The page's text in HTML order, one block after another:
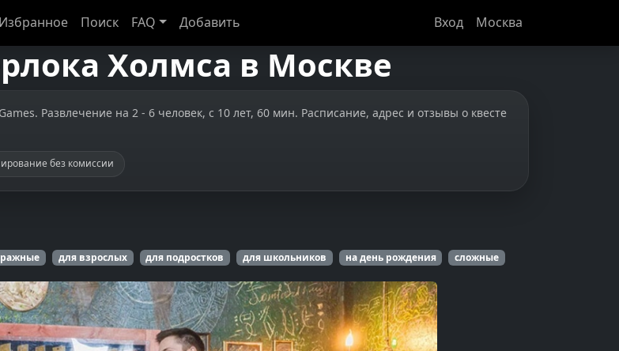
Избранное Поиск FAQ Добавить Вход Москва
Холмса в Москве
Развлечение на 2 - 6 человек, с 10 лет, 60 мин. Расписание, адрес и отзывы о квесте
без комиссии
для взрослых для подростков для школьников на день рождения сложные